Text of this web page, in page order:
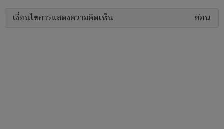
เงื่อนไขการแสดงความคิดเห็น ซ่อน